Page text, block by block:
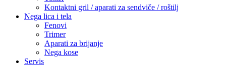
Kontaktni gril / aparati za sendviče / roštilj
Nega lica i tela
Fenovi
Trimer
Aparati za brijanje
Nega kose
Servis